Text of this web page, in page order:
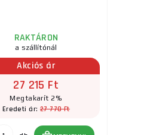
RAKTÁRON
a szállítónál
Akciós ár
27 215 Ft
Megtakarít 2%
Eredeti ár: 27 770 Ft